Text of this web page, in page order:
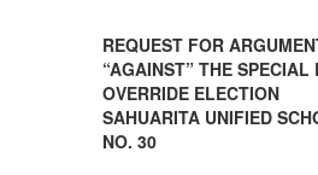
REQUEST FOR
“AGAINST” THE SPECIAL
OVERRIDE ELECTION
SAHUARITA UNIFIED
NO. 30